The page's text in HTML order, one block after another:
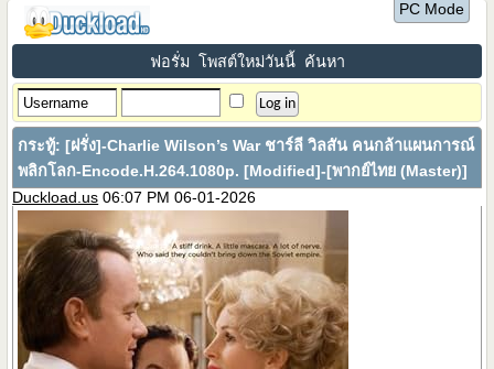
PC Mode
ฟอรั่ม โพสต์ใหม่วันนี้ ค้นหา
กระทู้:[ฝรั่ง]-Charlie Wilson’s War ชาร์ลี วิลสัน คนกล้าแผนการณ์
พลิกโลก-Encode.H.264.1080p. [Modified]-[พากย์ไทย (Master)]
Duckload.us 06:07 PM 06-01-2026